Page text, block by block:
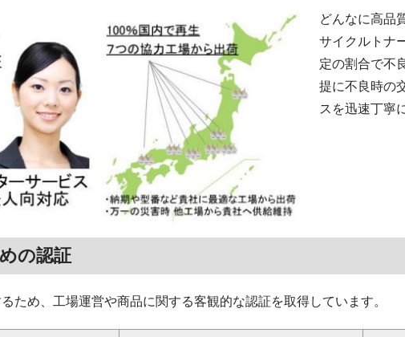
どんなに高品
サイクルトナ
定の割合で不
提に不良時の
スを迅速丁寧
の認証
ため、工場運営や商品に関する客観的な認証を取得しています。